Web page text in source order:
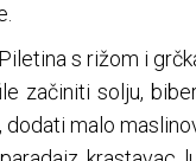
s rižom i
začiniti solju,
dodati malo